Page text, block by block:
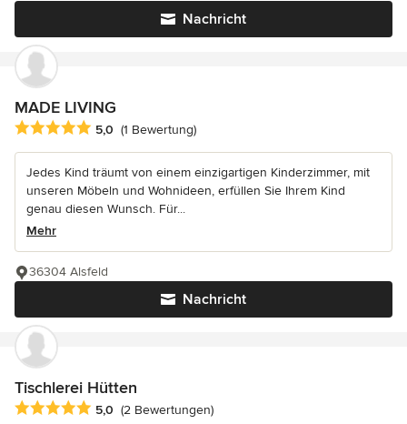
Nachricht
MADE LIVING
Durchschnittliche Bewertung: 5 von 5 Sternen
5,0 (1 Bewertung)
Jedes Kind träumt von einem einzigartigen Kinderzimmer, mit
unseren Möbeln und Wohnideen, erfüllen Sie Ihrem Kind
genau diesen Wunsch. Für...
Mehr
Nachricht
36304 Alsfeld
Tischlerei Hütten
Durchschnittliche Bewertung: 5 von 5 Sternen
5,0 (2 Bewertungen)